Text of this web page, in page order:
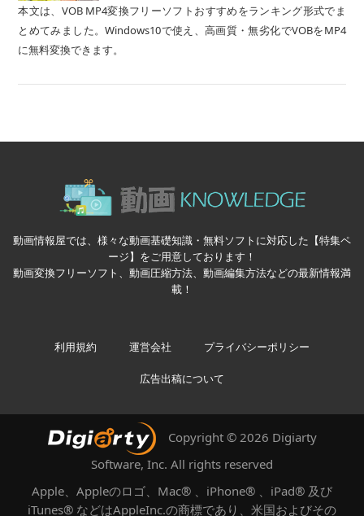
本文は、VOB MP4変換フリーソフトおすすめをランキング形式でま
とめてみました。Windows10で使え、高画質・無劣化でVOBをMP4
に無料変換できます。
動画情報屋では、様々な動画基礎知識・無料ソフトに対応した【特集ペ
ージ】をご用意しております！
動画変換フリーソフト、動画圧縮方法、動画編集方法などの最新情報満
載！
利用規約 運営会社 プライバシーポリシー
広告出稿について
Copyright © 2026 Digiarty
Software, Inc. All rights reserved
Apple、Appleのロゴ、Mac® 、iPhone® 、iPad® 及び
iTunes® などはAppleInc.の商標であり、米国およびその